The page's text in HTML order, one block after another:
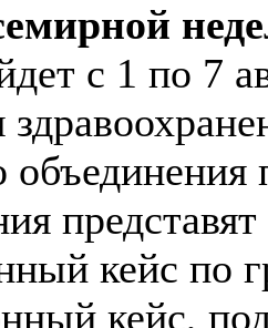
с 1 по 7
объединения
кейс по
кейс,